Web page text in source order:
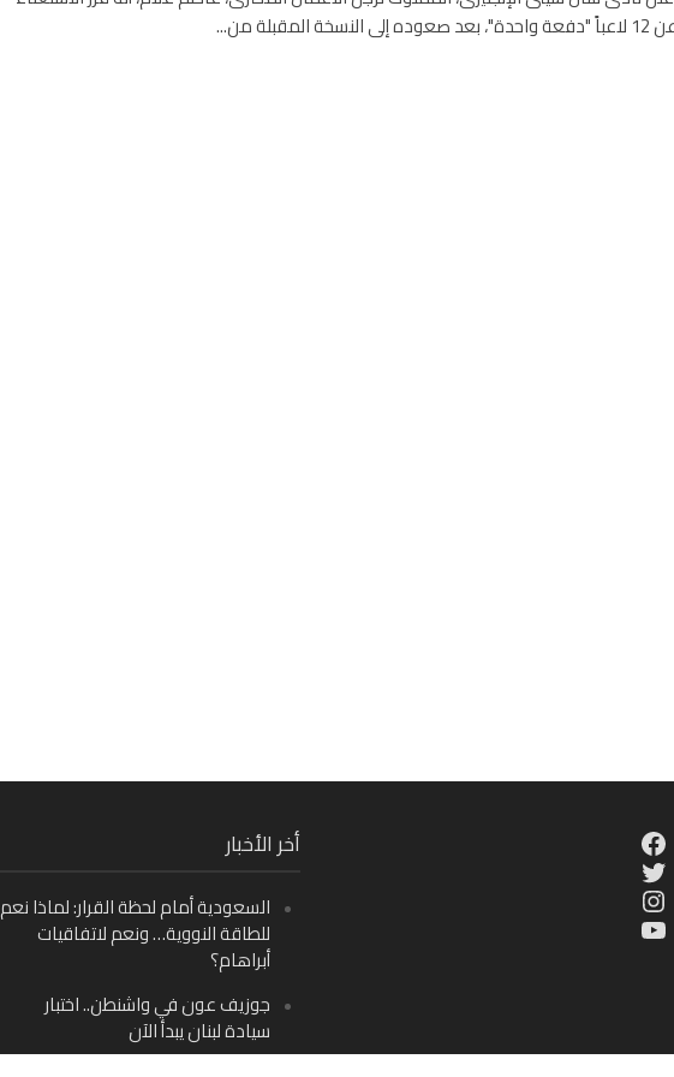
بعد صعوده إلى النسخة المقبلة من...
أخر الأخبار
السعودية أمام لحظة القرار: لماذا نعم
للطاقة النووية… ونعم لاتفاقيات
أبراهام؟
جوزيف عون في واشنطن.. اختبار
سيادة لبنان يبدأ الآن
Facebook
Twitter
Instagram
YouTube